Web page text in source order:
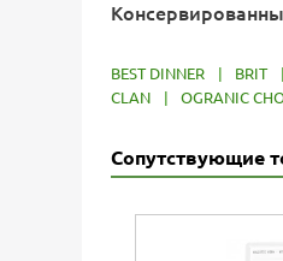
BEST DINNER BRIT
CLAN
OGRANIC
Сопутствующие